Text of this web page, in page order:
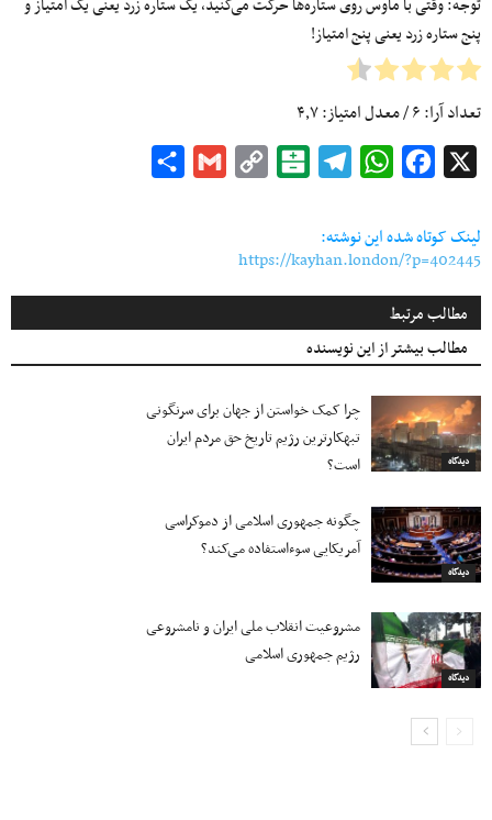
توجه: وقتی با ماوس روی ستاره‌ها حرکت می‌کنید، یک ستاره زرد یعنی یک امتیاز و
پنج ستاره زرد یعنی پنج امتیاز!
تعداد آرا:۶/ معدل امتیاز:۴٫۷
Facebook
WhatsApp
Telegram
Balatarin
Copy
Gmail
لینک کوتاه شده این نوشته:
https://kayhan.london/?p=402445
مطالب مرتبط
مطالب بیشتر از این نویسنده
دیدگاه
چرا کمک خواستن از جهان برای سرنگونی
تبهکارترین رژیم تاریخ حق مردم ایران
است؟
دیدگاه
چگونه جمهوری اسلامی از دموکراسی
آمریکایی سوءاستفاده می‌کند؟
دیدگاه
مشروعیت انقلاب ملی ایران و نامشروعی
رژیم جمهوری اسلامی